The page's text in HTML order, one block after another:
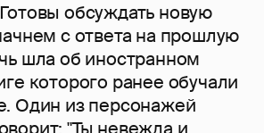
обсуждать новую
с ответа на прошлую
шла об иностранном
которого ранее обучали
Один из персонажей